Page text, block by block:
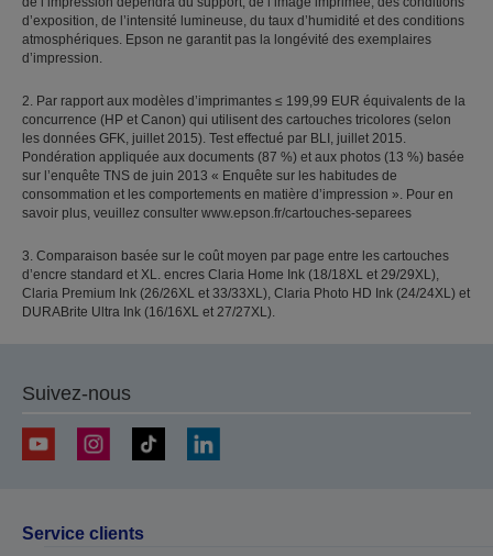
d’exposition, de l’intensité lumineuse, du taux d’humidité et des conditions
atmosphériques. Epson ne garantit pas la longévité des exemplaires
d’impression.
2. Par rapport aux modèles d’imprimantes ≤ 199,99 EUR équivalents de la
concurrence (HP et Canon) qui utilisent des cartouches tricolores (selon
les données GFK, juillet 2015). Test effectué par BLI, juillet 2015.
Pondération appliquée aux documents (87 %) et aux photos (13 %) basée
sur l’enquête TNS de juin 2013 « Enquête sur les habitudes de
consommation et les comportements en matière d’impression ». Pour en
savoir plus, veuillez consulter www.epson.fr/cartouches-separees
3. Comparaison basée sur le coût moyen par page entre les cartouches
d’encre standard et XL. encres Claria Home Ink (18/18XL et 29/29XL),
Claria Premium Ink (26/26XL et 33/33XL), Claria Photo HD Ink (24/24XL) et
DURABrite Ultra Ink (16/16XL et 27/27XL).
Suivez-nous
Service clients